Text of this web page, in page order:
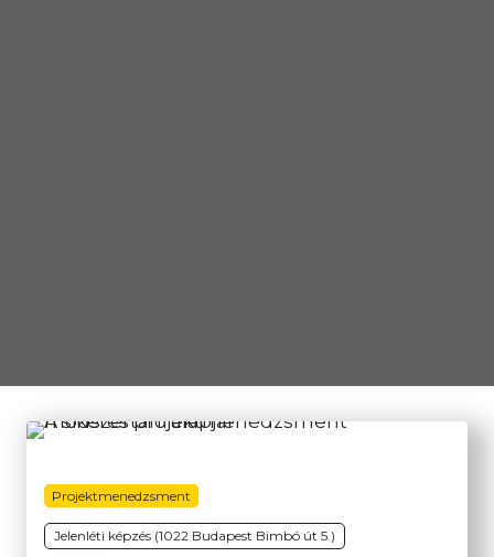
Projektmenedzsment
Jelenléti képzés (1022 Budapest Bimbó út 5.)